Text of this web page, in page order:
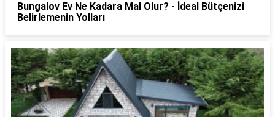
Bungalov Ev Ne Kadara Mal Olur? - İdeal Bütçenizi
Belirlemenin Yolları